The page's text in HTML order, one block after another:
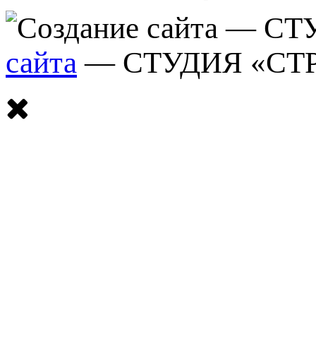
сайта — СТУДИЯ